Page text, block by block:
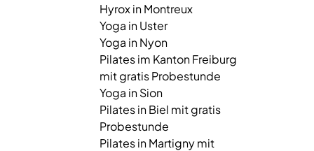
Hyrox in Montreux
Yoga in Uster
Yoga in Nyon
Pilates im Kanton Freiburg
mit gratis Probestunde
Yoga in Sion
Pilates in Biel mit gratis
Probestunde
Pilates in Martigny mit